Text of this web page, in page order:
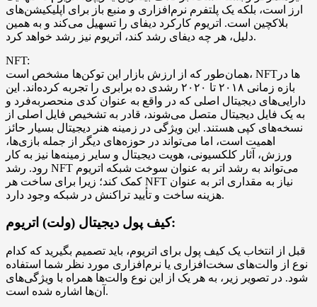
ارز است، بلکه یک پلتفرم نرم‌افزاری و منبع باز برای اپلیکیشن‌های
بلاکچین است. اتریوم کارکرد دیفای را تسهیل می‌کند و به همین
دلیل، هر چه دیفای رشد کند، اتریوم نیز رشد خواهد کرد.
NFT:
همان‌طور که از ارزش بازار این توکن‌ها مشخص است، NFT‌ها در
بازه زمانی ۲۰۱۸ تا ۲۰۲۰ رشدی ده برابری را تجربه کرده‌اند. این
دارایی‌های دیجیتال اصلی که در واقع به عنوان کدی منحصربه‌فرد و
به یک فایل دیجیتال متصل می‌شوند، قادر به تشخیص فایل اصلی از
نسخه‌های کپی هستند. این ویژگی در زمینه هنر دیجیتال بسیار حائز
اهمیت است، اما می‌تواند در حوزه‌های دیگر از جمله بازی‌ها،
ورزش، آثار کلکسیونی، هویت دیجیتال و سایر زمینه‌ها نیز به کار
رود. رشد NFT می‌تواند به رشد اتر به عنوان سوخت شبکه اتریوم
کمک کند؛ زیرا برای ساخت هر NFT نیاز به مقداری اتر به عنوان
هزینه ساخت و تأیید تراکنش در شبکه وجود دارد.
کیف پول دیجیتال (ولت) اتریوم:
قبل از انتخاب یک کیف پول برای اتریوم، باید تصمیم بگیرید که کدام
نوع از والت‌های سخت‌افزاری یا نرم‌افزاری مورد نظر شما استفاده
شود. در تصویر زیر، به هر یک از این نوع والت‌ها همراه با ویژگی‌های
آن‌ها اشاره شده است.